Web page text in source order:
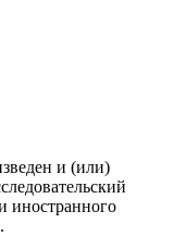
и (или)
иностранного